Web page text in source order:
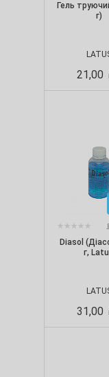
Гель
г)
21,00
Diasol
г,
31,00